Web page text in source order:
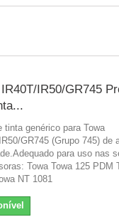
IR40T/IR50/GR745
tinta genérico para Towa
GR745 (Grupo 745) de
para uso nas
Towa Towa 125 PDM
NT 1081